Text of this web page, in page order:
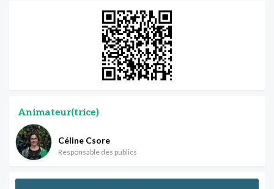
Animateur(trice)
Céline Csore
Responsable des publics